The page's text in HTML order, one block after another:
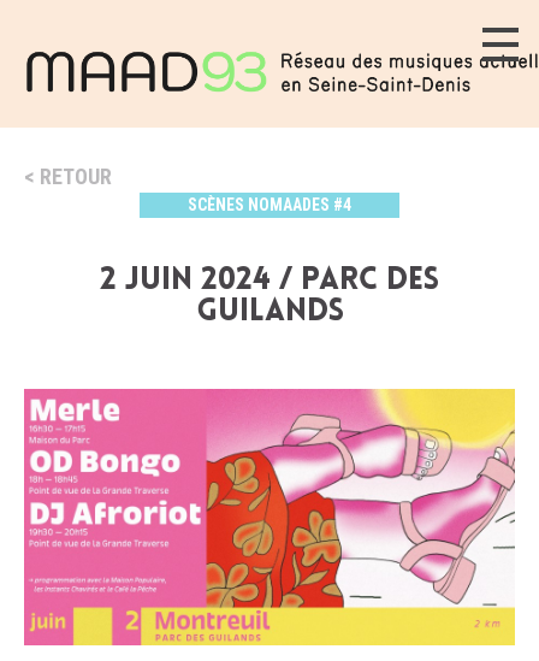
RETOUR
SCÈNES NOMAADES #4
2 juin 2024 / Parc des
Guilands